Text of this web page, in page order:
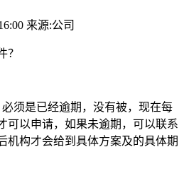
来源:公司
？
须是已经逾期，没有被，现在每
可以申请，如果未逾期，可以联系
机构才会给到具体方案及的具体期